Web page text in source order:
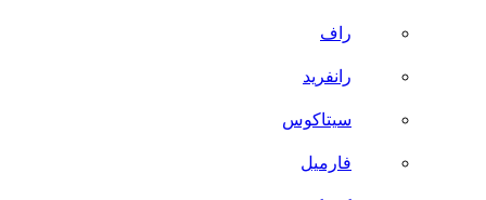
راف
رانفرید
سیتاکوس
فارمیل